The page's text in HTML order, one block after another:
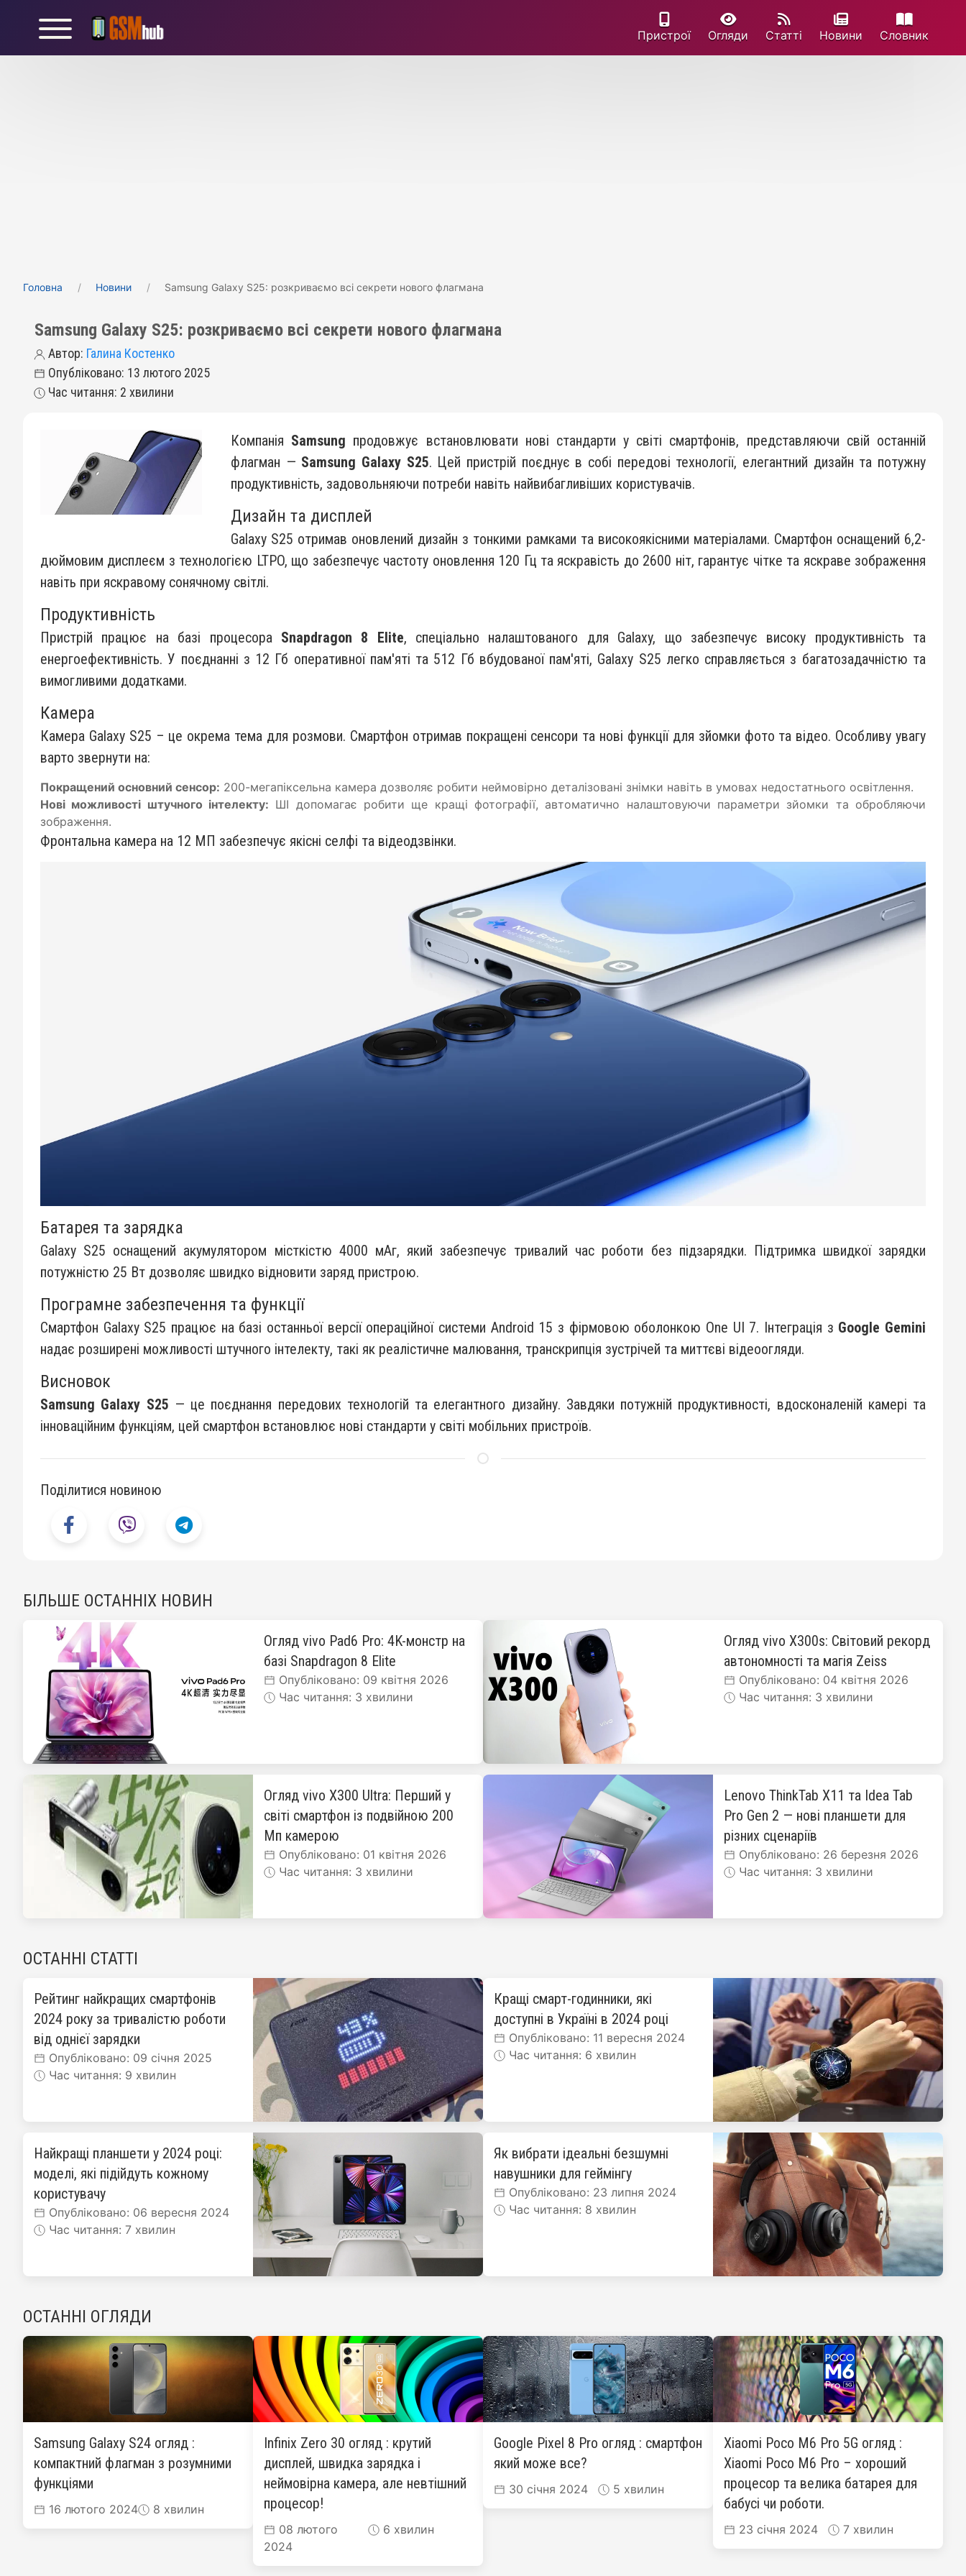
Пристрої Огляди Статті Новини Cловник
Головна Новини Samsung Galaxy S25: розкриваємо всі секрети нового флагмана
Samsung Galaxy S25: розкриваємо всі секрети нового флагмана
Автор: Галина Костенко
Опубліковано: 13 лютого 2025
Час читання: 2 хвилини
Компанія Samsung продовжує встановлювати нові стандарти у світі смартфонів, представляючи свій останній
флагман — Samsung Galaxy S25. Цей пристрій поєднує в собі передові технології, елегантний дизайн та потужну
продуктивність, задовольняючи потреби навіть найвибагливіших користувачів.
Дизайн та дисплей
Galaxy S25 отримав оновлений дизайн з тонкими рамками та високоякісними матеріалами. Смартфон оснащений 6,2-
дюймовим дисплеєм з технологією LTPO, що забезпечує частоту оновлення 120 Гц та яскравість до 2600 ніт, гарантує чітке та яскраве зображення
навіть при яскравому сонячному світлі.
Продуктивність
Пристрій працює на базі процесора Snapdragon 8 Elite, спеціально налаштованого для Galaxy, що забезпечує високу продуктивність та
енергоефективність. У поєднанні з 12 Гб оперативної пам'яті та 512 Гб вбудованої пам'яті, Galaxy S25 легко справляється з багатозадачністю та
вимогливими додатками.
Камера
Камера Galaxy S25 – це окрема тема для розмови. Смартфон отримав покращені сенсори та нові функції для зйомки фото та відео. Особливу увагу
варто звернути на:
Покращений основний сенсор: 200-мегапіксельна камера дозволяє робити неймовірно деталізовані знімки навіть в умовах недостатнього освітлення.
Нові можливості штучного інтелекту: ШІ допомагає робити ще кращі фотографії, автоматично налаштовуючи параметри зйомки та обробляючи
зображення.
Фронтальна камера на 12 МП забезпечує якісні селфі та відеодзвінки.
Батарея та зарядка
Galaxy S25 оснащений акумулятором місткістю 4000 мАг, який забезпечує тривалий час роботи без підзарядки. Підтримка швидкої зарядки
потужністю 25 Вт дозволяє швидко відновити заряд пристрою.
Програмне забезпечення та функції
Смартфон Galaxy S25 працює на базі останньої версії операційної системи Android 15 з фірмовою оболонкою One UI 7. Інтеграція з Google Gemini
надає розширені можливості штучного інтелекту, такі як реалістичне малювання, транскрипція зустрічей та миттєві відеоогляди.
Висновок
Samsung Galaxy S25 — це поєднання передових технологій та елегантного дизайну. Завдяки потужній продуктивності, вдосконаленій камері та
інноваційним функціям, цей смартфон встановлює нові стандарти у світі мобільних пристроїв.
Поділитися новиною
БІЛЬШЕ ОСТАННІХ НОВИН
Огляд vivo Pad6 Pro: 4K-монстр на
базі Snapdragon 8 Elite
Опубліковано: 09 квітня 2026
Час читання: 3 хвилини
Огляд vivo X300s: Світовий рекорд
автономності та магія Zeiss
Опубліковано: 04 квітня 2026
Час читання: 3 хвилини
Огляд vivo X300 Ultra: Перший у
світі смартфон із подвійною 200
Мп камерою
Опубліковано: 01 квітня 2026
Час читання: 3 хвилини
Lenovo ThinkTab X11 та Idea Tab
Pro Gen 2 — нові планшети для
різних сценаріїв
Опубліковано: 26 березня 2026
Час читання: 3 хвилини
ОСТАННІ СТАТТІ
Рейтинг найкращих смартфонів
2024 року за тривалістю роботи
від однієї зарядки
Опубліковано: 09 січня 2025
Час читання: 9 хвилин
Кращі смарт-годинники, які
доступні в Україні в 2024 році
Опубліковано: 11 вересня 2024
Час читання: 6 хвилин
Найкращі планшети у 2024 році:
моделі, які підійдуть кожному
користувачу
Опубліковано: 06 вересня 2024
Час читання: 7 хвилин
Як вибрати ідеальні безшумні
навушники для геймінгу
Опубліковано: 23 липня 2024
Час читання: 8 хвилин
ОСТАННІ ОГЛЯДИ
Samsung Galaxy S24 огляд :
компактний флагман з розумними
функціями
16 лютого 2024 8 хвилин
Infinix Zero 30 огляд : крутий
дисплей, швидка зарядка і
неймовірна камера, але невтішний
процесор!
08 лютого
2024
6 хвилин
Google Pixel 8 Pro огляд : смартфон
який може все?
30 січня 2024 5 хвилин
Xiaomi Poco M6 Pro 5G огляд :
Xiaomi Poco M6 Pro – хороший
процесор та велика батарея для
бабусі чи роботи.
23 січня 2024 7 хвилин